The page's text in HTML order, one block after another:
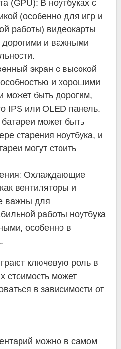
(GPU): В ноутбуках с
(особенно для игр и
работы) видеокарты
дорогими и важными
экран с высокой
и хорошими
может быть дорогим,
IPS или OLED панель.
может быть
старения ноутбука, и
могут стоить
Охлаждающие
вентиляторы и
важны для
работы ноутбука
особенно в
ключевую роль в
стоимость может
в зависимости от
можно в самом